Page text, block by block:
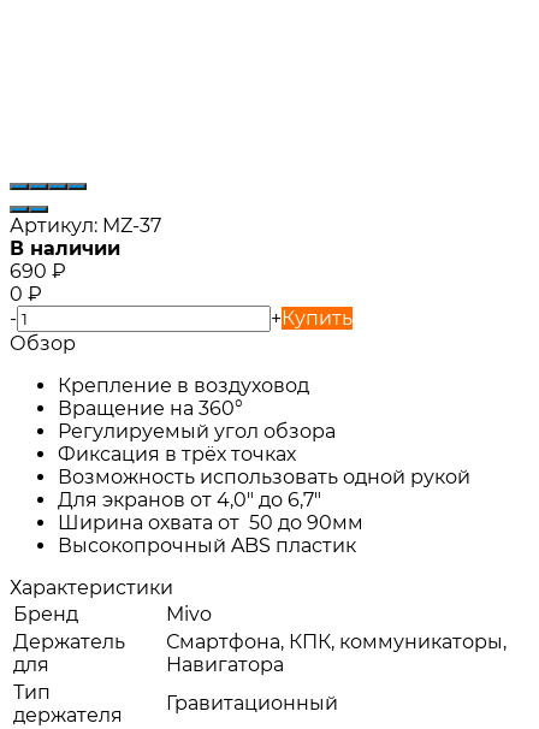
Артикул: MZ-37
В наличии
690 ₽
0 ₽
-
+Купить
Обзор
Крепление в воздуховод
Вращение на 360°
Регулируемый угол обзора
Фиксация в трёх точках
Возможность использовать одной рукой
Для экранов от 4,0" до 6,7"
Ширина охвата от 50 до 90мм
Высокопрочный ABS пластик
Характеристики
Бренд
Mivo
Держатель
для
Смартфона, КПК, коммуникаторы,
Навигатора
Тип
держателя
Гравитационный